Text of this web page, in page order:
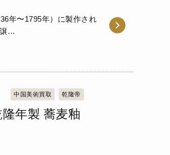
年〜1795年）に製作され
譲…
中国美術買取 乾隆帝
隆年製 蕎麦釉